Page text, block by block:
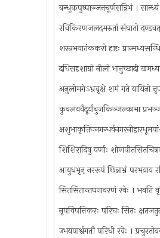
बन्धूकपुष्पाञ्जनचूर्णसन्निभं ।
रविकिरणजलदमरुतां संघातो दण्डवत्
शस्त्रभयातंककरो दृष्टः
दधिसदृशाग्रो नीलो भानुच्छादी
अनुलोमगेऽभ्रवृक्षे शमं गते यायिनो
कुवलयवैदूर्यांबुजकिञ्जल्काभा
शिशिरादिषु वर्णाः
आयुधभृन् नररूपं छिन्नाभ्रं परभयाय
सितसितान्तघनावरणं रवेः । भवति
नृपविपत्तिकरः परिघः सितः
उभयपार्श्वगतौ परिधी रवेः ।